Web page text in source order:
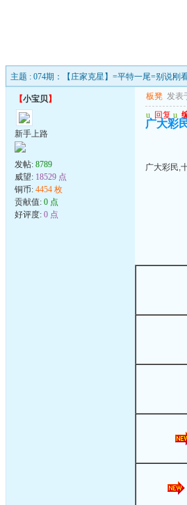
主题 : 074期：【庄家克星】=平特一尾=别说刚
【小宝贝】
新手上路
发帖: 8789
威望: 18529 点
铜币: 4454 枚
贡献值: 0 点
好评度: 0 点
板凳 发表
u 回复 u
广大彩
广大彩民,